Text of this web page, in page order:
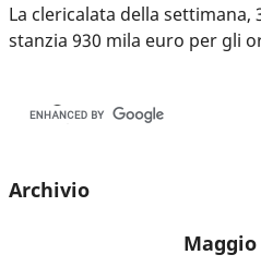
La clericalata della settimana,
stanzia 930 mila euro per gli
Archivio
Maggio